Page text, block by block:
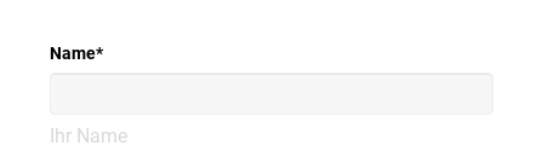
Name*
Ihr Name